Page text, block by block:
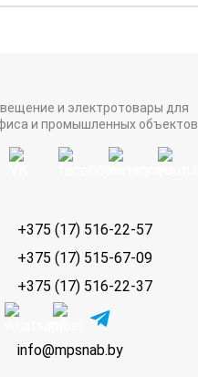
и электротовары для
и промышленных объектов
+375 (17) 516-22-57
+375 (17) 515-67-09
+375 (17) 516-22-37
info@mpsnab.by